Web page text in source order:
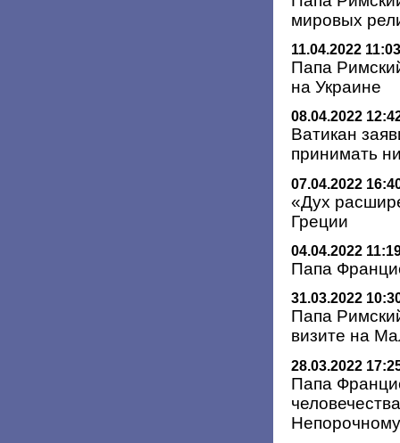
мировых
11.04.2022 11:03
Папа
на Украине
08.04.2022
Ватикан
принимать
07.04.2022
«Дух
Греции
04.04.2022
Папа
31.03.2022
Папа
визите на
28.03.2022
Папа